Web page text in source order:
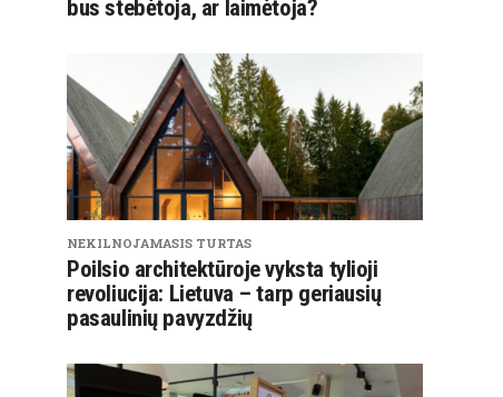
bus stebėtoja, ar laimėtoja?
NEKILNOJAMASIS TURTAS
Poilsio architektūroje vyksta tylioji
revoliucija: Lietuva – tarp geriausių
pasaulinių pavyzdžių